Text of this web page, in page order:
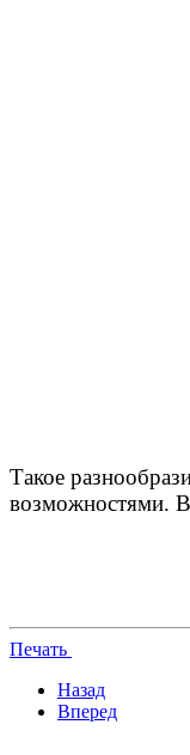
Такое
возможностями.
Печать
Назад
Вперед